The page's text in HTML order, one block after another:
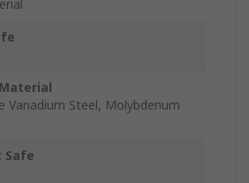
Vanadium Steel, Molybdenum
Safe